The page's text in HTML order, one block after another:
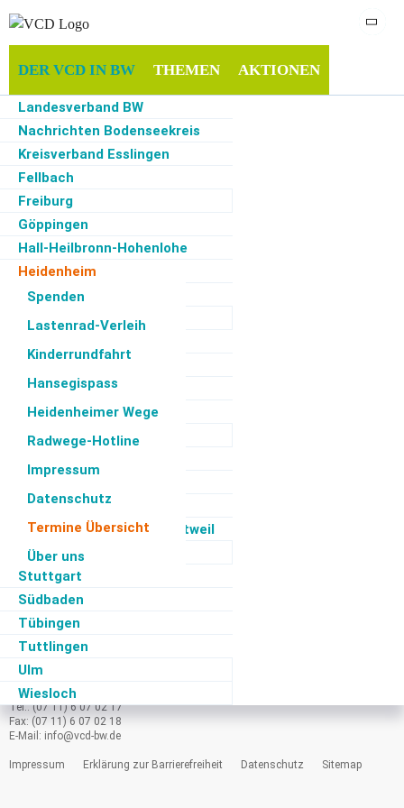
DER VCD IN BW
Landesverband BW
Nachrichten Bodenseekreis
Kreisverband Esslingen
Fellbach
Freiburg
Göppingen
Hall-Heilbronn-Hohenlohe
Heidenheim
Spenden
Lastenrad-Verleih
Kinderrundfahrt
Hansegispass
Heidenheimer Wege
Radwege-Hotline
Impressum
Datenschutz
Termine Übersicht
Über uns
Herrenberg
Karlsruhe
Main-Tauber
Pforzheim/Enz
Ravensburg
Schorndorf
Rhein-Neckar
Schwarzwald - Baar - Rottweil
Sigmaringen
Stuttgart
Südbaden
Tübingen
Tuttlingen
Ulm
Wiesloch
THEMEN AKTIONEN
Start·Der VCD in BW
Zur Zeit keine Termine
Hinweis : Bitte den Kontakt zum Landesverband nur für allgemeine Fragen
nutzen.
Bei regionalen Fragen kontaktieren Sie direkt die entsprechende VCD-Gruppe
passende Gruppe in Baden-Württemberg finden
VCD Baden-Württemberg e.V.
Tübinger Str. 15
70178 Stuttgart
Tel.: (07 11) 6 07 02 17
Fax: (07 11) 6 07 02 18
E-Mail: info@vcd-bw.de
Impressum Erklärung zur Barrierefreiheit Datenschutz Sitemap